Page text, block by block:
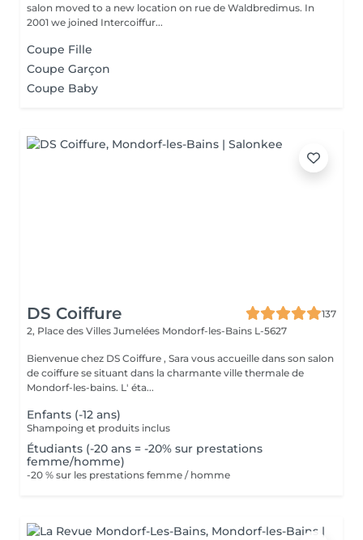
salon moved to a new location on rue de Waldbredimus. In
2001 we joined Intercoiffur...
Coupe Fille
Coupe Garçon
Coupe Baby
DS Coiffure
137
2, Place des Villes Jumelées Mondorf-les-Bains L-5627
Bienvenue chez DS Coiffure , Sara vous accueille dans son salon
de coiffure se situant dans la charmante ville thermale de
Mondorf-les-bains. L' éta...
Enfants (-12 ans)
Shampoing et produits inclus
Étudiants (-20 ans = -20% sur prestations
femme/homme)
-20 % sur les prestations femme / homme